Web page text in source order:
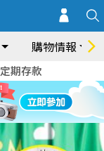
購物情報
定期存款